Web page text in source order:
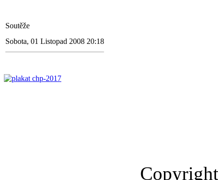
Soutěže
Sobota, 01 Listopad 2008 20:18